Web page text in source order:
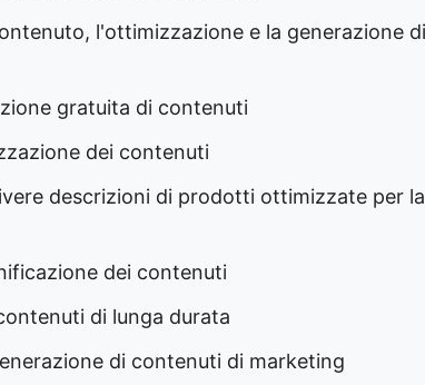
l'ottimizzazione e la generazione di
gratuita di contenuti
dei contenuti
descrizioni di prodotti ottimizzate per la
dei contenuti
di lunga durata
di contenuti di marketing